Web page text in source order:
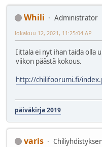
Whili
Administrator
lokakuu 12, 2021, 11:25:04 AP
Iittala ei nyt ihan taida olla
viikon päästä kokous.
http://chilifoorumi.fi/
päiväkirja 2019
varis